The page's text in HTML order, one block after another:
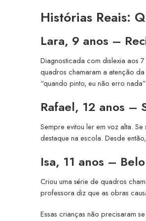
Histórias Reais:
Lara, 9 anos –
Diagnosticada com dislexia aos
quadros chamaram a atenção
“quando pinto, eu não erro nada”.
Rafael, 12 anos –
Sempre evitou ler em voz alta.
destaque na escola. Desde
Isa, 11 anos –
Criou uma série de quadros
professora diz que as obras
Essas crianças não precisaram